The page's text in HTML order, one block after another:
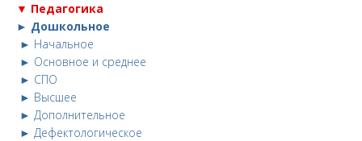
▼ Педагогика
► Дошкольное
► Начальное
► Основное и среднее
► СПО
► Высшее
► Дополнительное
► Дефектологическое